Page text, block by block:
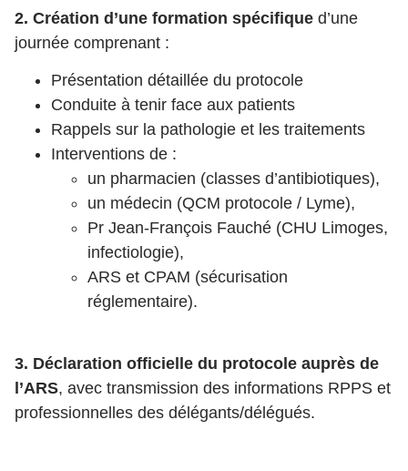
2. Création d’une formation spécifique d’une
journée comprenant :
Présentation détaillée du protocole
Conduite à tenir face aux patients
Rappels sur la pathologie et les traitements
Interventions de :
un pharmacien (classes d’antibiotiques),
un médecin (QCM protocole / Lyme),
Pr Jean-François Fauché (CHU Limoges,
infectiologie),
ARS et CPAM (sécurisation
réglementaire).
3. Déclaration officielle du protocole auprès de
l’ARS, avec transmission des informations RPPS et
professionnelles des délégants/délégués.